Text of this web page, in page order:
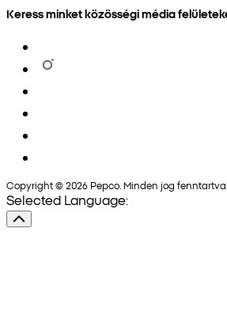
Keress minket közösségi média
Copyright © 2026 Pepco. Minden jog fenntartva.
Selected Language: